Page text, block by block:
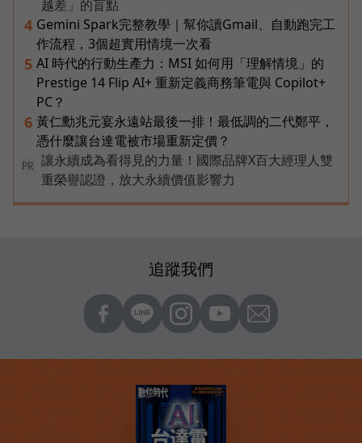
越差」的盲點
4 Gemini Spark完整教學｜幫你讀Gmail、自動跑完工
作流程，3個超實用情境一次看
5 AI 時代的行動生產力：MSI 如何用「理解情境」的
Prestige 14 Flip AI+ 重新定義商務筆電與 Copilot+
PC？
6 黃仁勳兆元宴永遠站最後一排！最低調的二代鄭平，
憑什麼讓台達電被市場重新定價？
PR
讓永續成為看得見的力量！國際品牌X百大經理人雙
重榮譽認證，放大永續價值影響力
追蹤我們